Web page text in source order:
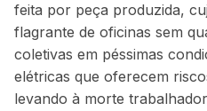
feita por peça produzida,
flagrante de oficinas sem
coletivas em péssimas
elétricas que oferecem
levando à morte